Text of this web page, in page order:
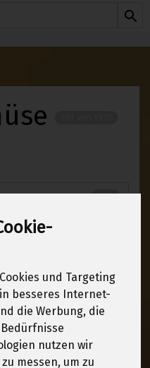
und Targeting
besseres Internet-
die Werbung, die
nutzen wir
messen, um zu
18
10